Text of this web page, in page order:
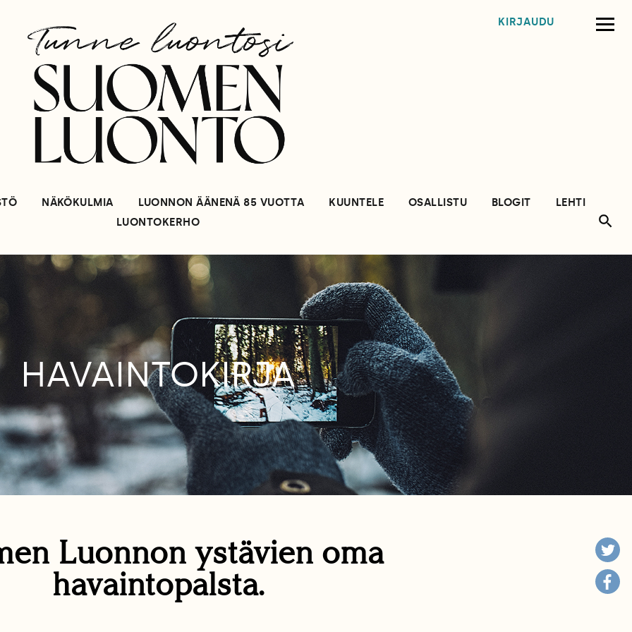
KIRJAUDU
NÄKÖKULMIA LUONNON ÄÄNENÄ 85 VUOTTA KUUNTELE OSALLISTU BLOGIT
LEHTI
LUONTOKERHO
HAVAINTOKIRJA
Luonnon ystävien oma
havaintopalsta.